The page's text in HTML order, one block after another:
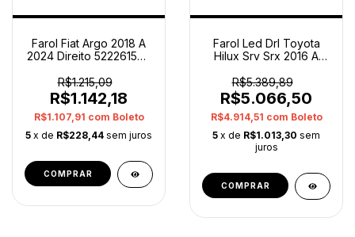
Farol Fiat Argo 2018 A
2024 Direito 522261509
Direito/passageiro
R$1.215,09
R$1.142,18
R$1.107,91 com Boleto
5 x de R$228,44 sem juros
Farol Led Drl Toyota
Hilux Srv Srx 2016 A
Direito/passageiro
R$5.389,89
R$5.066,50
R$4.914,51 com Boleto
5 x de R$1.013,30 sem
juros